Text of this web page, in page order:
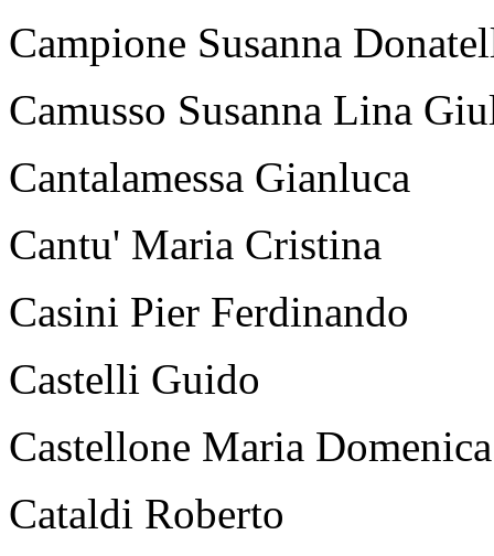
Campione Susanna
Camusso Susanna Lina
Cantalamessa Gianluca
Cantu' Maria Cristina
Casini Pier Ferdinando
Castelli Guido
Castellone Maria Domenica
Cataldi Roberto